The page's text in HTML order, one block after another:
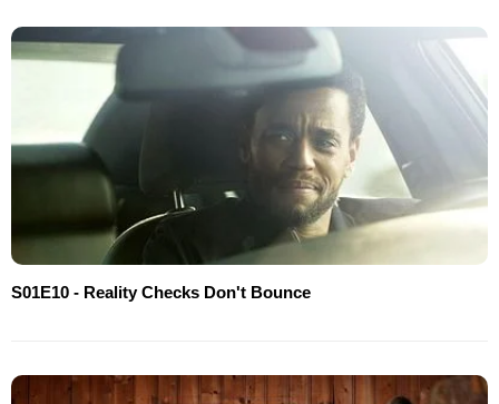
S01E10 - Reality Checks Don't Bounce